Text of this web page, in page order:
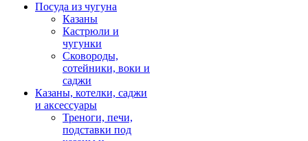
Посуда из чугуна
Казаны
Кастрюли и
чугунки
Сковороды,
сотейники, воки и
саджи
Казаны, котелки, саджи
и аксессуары
Треноги, печи,
подставки под